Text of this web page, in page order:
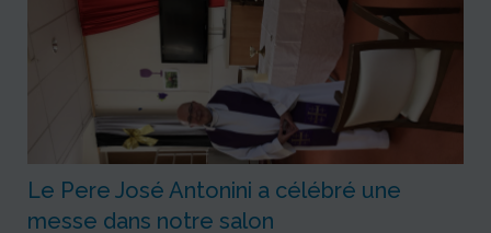
Le Pere José Antonini a célébré une
messe dans notre salon